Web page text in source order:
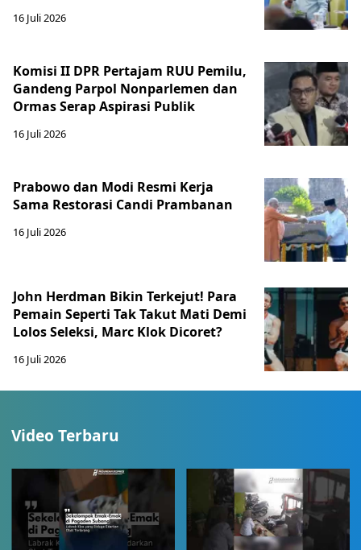
16 Juli 2026
Komisi II DPR Pertajam RUU Pemilu,
Gandeng Parpol Nonparlemen dan
Ormas Serap Aspirasi Publik
16 Juli 2026
Prabowo dan Modi Resmi Kerja
Sama Restorasi Candi Prambanan
16 Juli 2026
John Herdman Bikin Terkejut! Para
Pemain Seperti Tak Takut Mati Demi
Lolos Seleksi, Marc Klok Dicoret?
16 Juli 2026
Video Terbaru